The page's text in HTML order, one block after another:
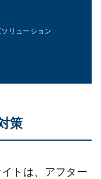
リューション
策
トは、アフター